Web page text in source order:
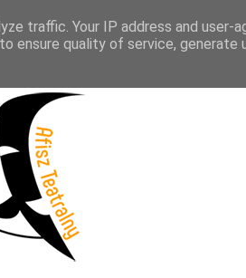
PRÓBY MEDIALNE
traffic. Your IP address and user-
ensure quality of service, generate